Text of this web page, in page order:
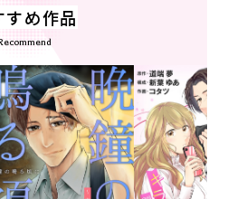
すめ作品